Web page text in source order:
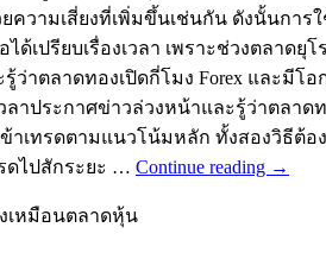
มเสี่ยงที่เพิ่มขึ้นเช่นกัน ดังนั้นการใ
เปรียบเรื่องเวลา เพราะช่วงตลาด
ว่าตลาดทองเปิดกี่โมง Forex และ
ลาประกาศข่าวล่วงหน้าและรู้ว่าตล
เทรดตามแนวโน้มหลัก ทั้งสองวิธีต้
ดไปสักระยะ … Continue reading →
เหมือนตลาดหุ้น